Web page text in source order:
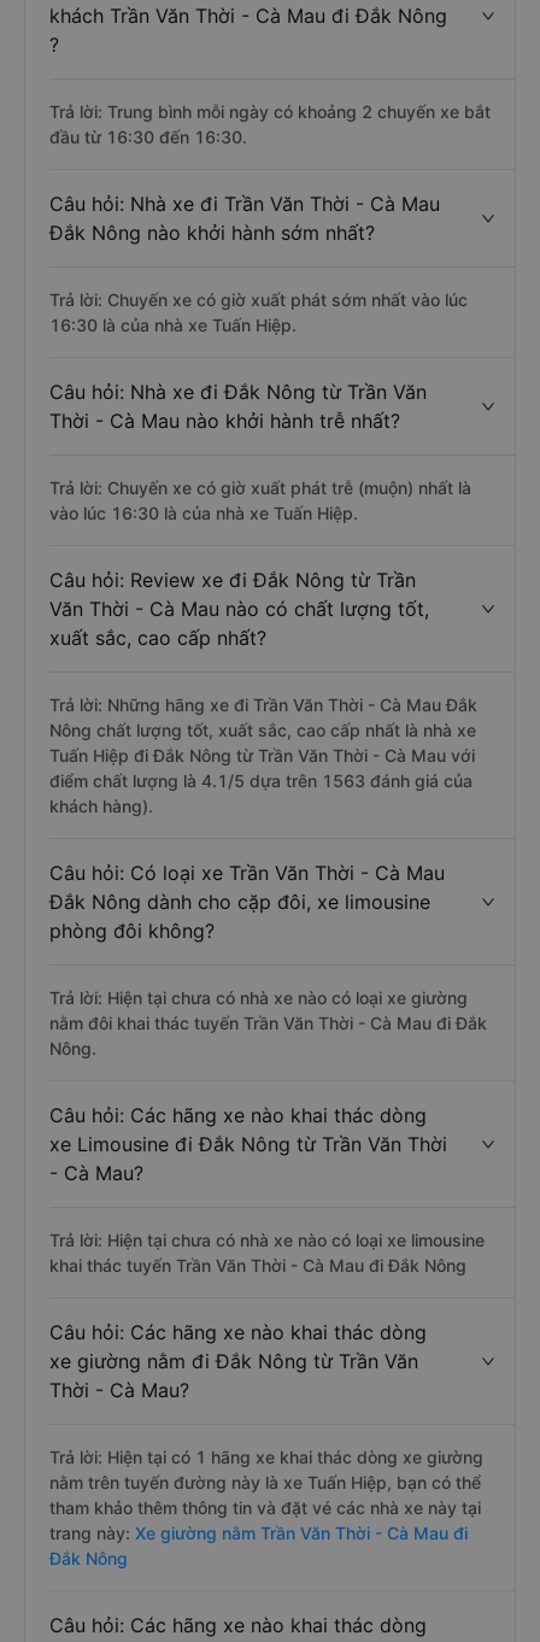
khách Trần Văn Thời - Cà Mau đi Đắk Nông
?
Trả lời: Trung bình mỗi ngày có khoảng 2 chuyến xe bắt
đầu từ 16:30 đến 16:30.
Câu hỏi: Nhà xe đi Trần Văn Thời - Cà Mau
Đắk Nông nào khởi hành sớm nhất?
Trả lời: Chuyến xe có giờ xuất phát sớm nhất vào lúc
16:30 là của nhà xe Tuấn Hiệp.
Câu hỏi: Nhà xe đi Đắk Nông từ Trần Văn
Thời - Cà Mau nào khởi hành trễ nhất?
Trả lời: Chuyến xe có giờ xuất phát trễ (muộn) nhất là
vào lúc 16:30 là của nhà xe Tuấn Hiệp.
Câu hỏi: Review xe đi Đắk Nông từ Trần
Văn Thời - Cà Mau nào có chất lượng tốt,
xuất sắc, cao cấp nhất?
Trả lời: Những hãng xe đi Trần Văn Thời - Cà Mau Đắk
Nông chất lượng tốt, xuất sắc, cao cấp nhất là nhà xe
Tuấn Hiệp đi Đắk Nông từ Trần Văn Thời - Cà Mau với
điểm chất lượng là 4.1/5 dựa trên 1563 đánh giá của
khách hàng).
Câu hỏi: Có loại xe Trần Văn Thời - Cà Mau
Đắk Nông dành cho cặp đôi, xe limousine
phòng đôi không?
Trả lời: Hiện tại chưa có nhà xe nào có loại xe giường
nằm đôi khai thác tuyến Trần Văn Thời - Cà Mau đi Đắk
Nông.
Câu hỏi: Các hãng xe nào khai thác dòng
xe Limousine đi Đắk Nông từ Trần Văn Thời
- Cà Mau?
Trả lời: Hiện tại chưa có nhà xe nào có loại xe limousine
khai thác tuyến Trần Văn Thời - Cà Mau đi Đắk Nông
Câu hỏi: Các hãng xe nào khai thác dòng
xe giường nằm đi Đắk Nông từ Trần Văn
Thời - Cà Mau?
Trả lời: Hiện tại có 1 hãng xe khai thác dòng xe giường
nằm trên tuyến đường này là xe Tuấn Hiệp, bạn có thể
tham khảo thêm thông tin và đặt vé các nhà xe này tại
trang này: Xe giường nằm Trần Văn Thời - Cà Mau đi
Đắk Nông
Câu hỏi: Các hãng xe nào khai thác dòng